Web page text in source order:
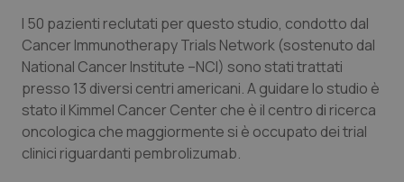
Veneto
Oncoematologia
Oncologia & Nutrizione
Psoriasi & pelle
I 50 pazienti reclutati per questo studio, condotto dal
Cancer Immunotherapy Trials Network (sostenuto dal
National Cancer Institute –NCI) sono stati trattati
presso 13 diversi centri americani. A guidare lo studio è
stato il Kimmel Cancer Center che è il centro di ricerca
oncologica che maggiormente si è occupato dei trial
clinici riguardanti pembrolizumab.